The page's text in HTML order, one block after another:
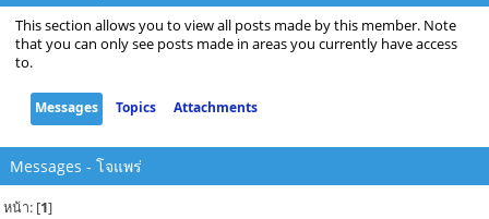
This section allows you to view all posts made by this member. Note
that you can only see posts made in areas you currently have access
to.
Messages Topics Attachments
Messages - โจแพร่
หน้า: [1]